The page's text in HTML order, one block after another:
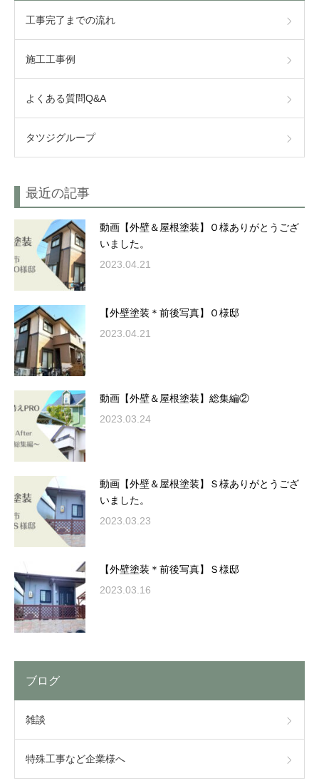
工事完了までの流れ
施工工事例
よくある質問Q&A
タツジグループ
最近の記事
動画【外壁＆屋根塗装】Ｏ様ありがとうござ
いました。
2023.04.21
【外壁塗装＊前後写真】Ｏ様邸
2023.04.21
動画【外壁＆屋根塗装】総集編②
2023.03.24
動画【外壁＆屋根塗装】Ｓ様ありがとうござ
いました。
2023.03.23
【外壁塗装＊前後写真】Ｓ様邸
2023.03.16
ブログ
雑談
特殊工事など企業様へ